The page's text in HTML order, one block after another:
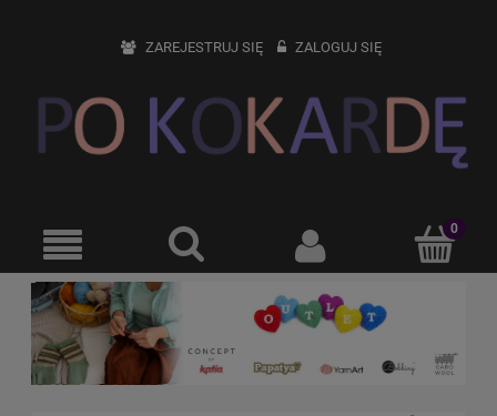
ZAREJESTRUJ SIĘ ZALOGUJ SIĘ